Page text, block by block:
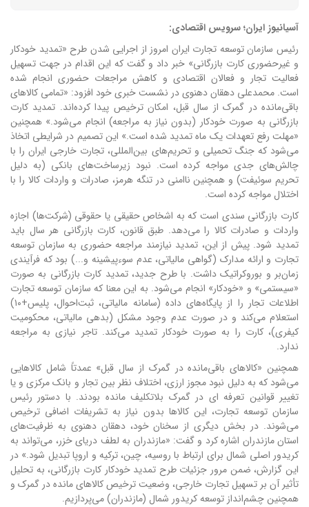
آسیانیوز ایران؛ سرویس اقتصادی:
رئیس سازمان توسعه تجارت ایران امروز از اجرایی شدن طرح «تمدید خودکار
و غیرحضوری کارت بازرگانی» خبر داد و گفت که این اقدام در جهت تسهیل
فعالیت تجار و فعالان اقتصادی و کاهش مراجعات حضوری انجام شده
است. محمدعلی دهقان دهنوی در نشست خبری خود افزود: «تمامی کالاهای
باقی‌مانده در گمرک از سال قبل، امکان ترخیص پیدا کرده‌اند. تمدید کارت
بازرگانی به صورت خودکار (بدون نیاز به مراجعه) انجام می‌شود.» همچنین
«مهلت رفع تعهدات یک ماه تمدید شده است.» این تصمیم در شرایطی اتخاذ
می‌شود که جنگ تحمیلی و تحریم‌های بین‌المللی، تجارت خارجی ایران را با
چالش‌های جدی مواجه کرده است. نبود زیرساخت‌های بانکی (به دلیل
تحریم سوئیفت) و همچنین ناامنی در تنگه هرمز، صادرات و واردات کالا را با
اختلال مواجه کرده است.
کارت بازرگانی سندی است که به اشخاص حقیقی یا حقوقی (شرکت‌ها) اجازه
واردات و صادرات کالا را می‌دهد. طبق قانون، کارت بازرگانی هر سال باید
تمدید شود. پیش از این، تمدید نیازمند مراجعه حضوری به سازمان توسعه
تجارت و ارائه مدارک (گواهی مالیاتی، عدم سوءپیشینه و...) بود که فرآیندی
زمان‌بر و بوروکراتیک داشت. با طرح جدید، تمدید کارت بازرگانی به صورت
«سیستمی» و «خودکار» انجام می‌شود. به این معنا که سازمان توسعه تجارت
اطلاعات تجار را از پایگاه‌های داده (سامانه مالیاتی، ثبت‌احوال، پلیس+۱۰)
استعلام می‌کند و در صورت عدم وجود مشکل (بدهی مالیاتی، محکومیت
کیفری)، کارت را به صورت خودکار تمدید می‌کند. تاجر نیازی به مراجعه
ندارد.
همچنین «کالاهای باقی‌مانده در گمرک از سال قبل» عمدتاً شامل کالاهایی
می‌شود که به دلیل نبود مجوز ارزی، اختلاف نظر بین تجار و بانک مرکزی و یا
تغییر قوانین تعرفه ای در گمرک بلاتکلیف مانده بودند. با دستور رئیس
سازمان توسعه تجارت، این کالاها بدون نیاز به تشریفات اضافی ترخیص
می‌شوند. در بخش دیگری از سخنان خود، دهقان دهنوی به ظرفیت‌های
استان مازندران اشاره کرد و گفت: «مازندران به لطف دریای خزر، می‌تواند به
کریدور اصلی شمال برای ارتباط با روسیه، چین، ترکیه و اروپا تبدیل شود.» در
این گزارش، ضمن مرور جزئیات طرح تمدید خودکار کارت بازرگانی، به تحلیل
تأثیر آن بر تسهیل تجارت خارجی، وضعیت ترخیص کالاهای مانده در گمرک و
همچنین چشم‌انداز توسعه کریدور شمال (مازندران) می‌پردازیم.